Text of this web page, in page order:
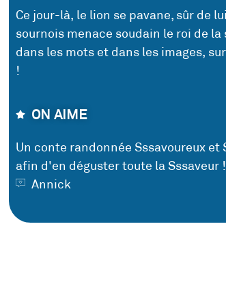
Ce jour-là, le lion se pavane, sûr de
sournois menace soudain le roi de la
dans les mots et dans les images,
!
ON AIME
Un conte randonnée Sssavoureux
afin d'en déguster toute la Sssaveur !
Annick